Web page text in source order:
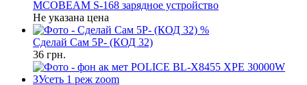
MCOBEAM S-168 зарядное устройство
Не указана цена
%
Сделай Сам 5P- (КОД 32)
36 грн.